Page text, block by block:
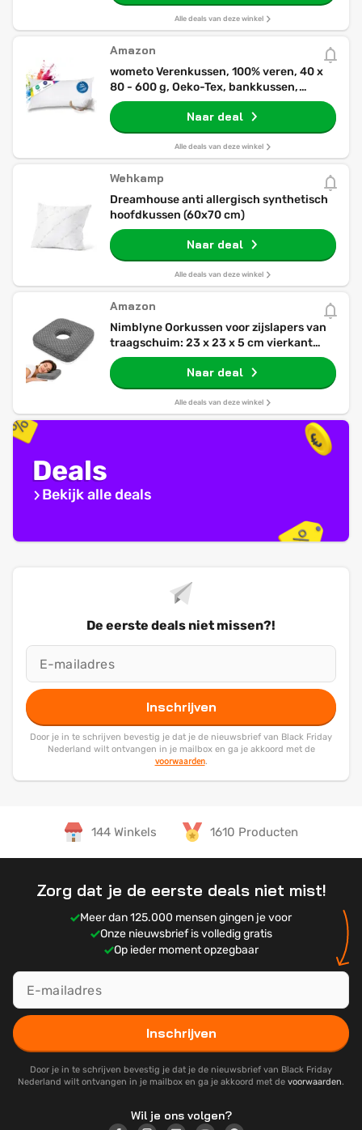
Alle deals van deze winkel
Amazon
wometo Verenkussen, 100% veren, 40 x
80 - 600 g, Oeko-Tex, bankkussen,
vulkussen, overtrek, katoen,
wit/binnenkussen/kussenvulling/
Naar deal
Alle deals van deze winkel
Wehkamp
Dreamhouse anti allergisch synthetisch
hoofdkussen (60x70 cm)
Naar deal
Alle deals van deze winkel
Amazon
Nimblyne Oorkussen voor zijslapers van
traagschuim: 23 x 23 x 5 cm vierkant
hoofdkussen met ooruitsparing, piercing
kussen oor voor zijslapers ter ontlasting
van het oor in grijs
Naar deal
Alle deals van deze winkel
Deals
Bekijk alle deals
De eerste deals niet missen?!
Inschrijven
Door je in te schrijven bevestig je dat je de nieuwsbrief van Black Friday
Nederland wilt ontvangen in je mailbox en ga je akkoord met de
voorwaarden.
144 Winkels 1610 Producten
Zorg dat je de eerste deals niet mist!
Meer dan 125.000 mensen gingen je voor
Onze nieuwsbrief is volledig gratis
Op ieder moment opzegbaar
Inschrijven
Door je in te schrijven bevestig je dat je de nieuwsbrief van Black Friday
Nederland wilt ontvangen in je mailbox en ga je akkoord met de voorwaarden.
Wil je ons volgen?